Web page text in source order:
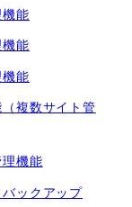
能
能
能
複数サイト管
機能
ックアップ